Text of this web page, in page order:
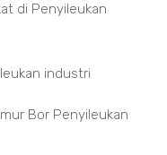
di Penyileukan
industri
Bor Penyileukan